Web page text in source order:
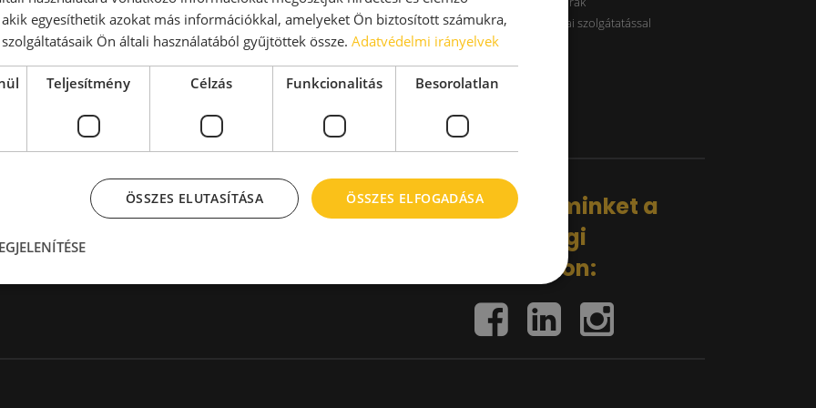
Kiadó raktár 1000-2000 m2
Kiadó raktár > 2000 m2
Raktárak logisztikai szolgátatással
Hírlevél
Kövess minket a
közösségi
oldalakon:
egyesíthetik azokat más információkkal, amelyeket Ön biztosított számukra,
Ön általi használatából gyűjtöttek össze. Adatvédelmi irányelvek
Teljesítmény Célzás Funkcionalitás Besorolatlan
ÖSSZES ELFOGADÁSA
ÖSSZES ELUTASÍTÁSA